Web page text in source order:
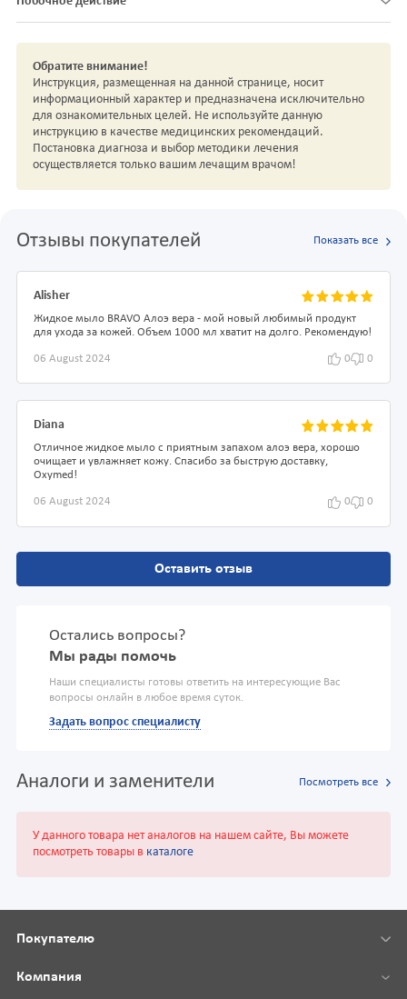
Обратите внимание!
Инструкция, размещенная на данной странице, носит
информационный характер и предназначена исключительно
для ознакомительных целей. Не используйте данную
инструкцию в качестве медицинских рекомендаций.
Постановка диагноза и выбор методики лечения
осуществляется только вашим лечащим врачом!
Отзывы покупателей Показать все
Alisher
Жидкое мыло BRAVO Алоэ вера - мой новый любимый продукт
для ухода за кожей. Объем 1000 мл хватит на долго. Рекомендую!
06 August 2024 0 0
Diana
Отличное жидкое мыло с приятным запахом алоэ вера, хорошо
очищает и увлажняет кожу. Спасибо за быструю доставку,
Oxymed!
06 August 2024 0 0
Оставить отзыв
Остались вопросы?
Мы рады помочь
Наши специалисты готовы ответить на интересующие Вас
вопросы онлайн в любое время суток.
Задать вопрос специалисту
Аналоги и заменители Посмотреть все
У данного товара нет аналогов на нашем сайте, Вы можете
посмотреть товары в каталоге
Покупателю
Компания